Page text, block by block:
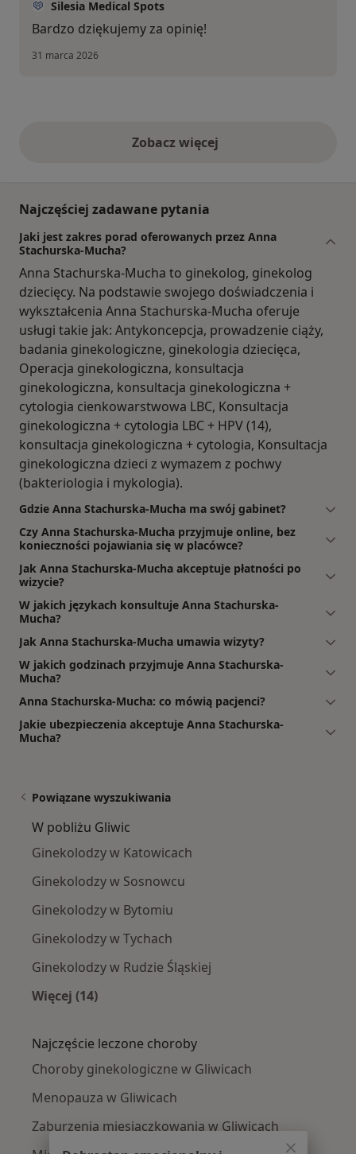
Silesia Medical Spots
Bardzo dziękujemy za opinię!
31 marca 2026
Zobacz więcejopinie powyżej
Najczęściej zadawane pytania
Jaki jest zakres porad oferowanych przez Anna
Stachurska-Mucha?
Anna Stachurska-Mucha to ginekolog, ginekolog
dziecięcy. Na podstawie swojego doświadczenia i
wykształcenia Anna Stachurska-Mucha oferuje
usługi takie jak: Antykoncepcja, prowadzenie ciąży,
badania ginekologiczne, ginekologia dziecięca,
Operacja ginekologiczna, konsultacja
ginekologiczna, konsultacja ginekologiczna +
cytologia cienkowarstwowa LBC, Konsultacja
ginekologiczna + cytologia LBC + HPV (14),
konsultacja ginekologiczna + cytologia, Konsultacja
ginekologiczna dzieci z wymazem z pochwy
(bakteriologia i mykologia).
Gdzie Anna Stachurska-Mucha ma swój gabinet?
Czy Anna Stachurska-Mucha przyjmuje online, bez
konieczności pojawiania się w placówce?
Jak Anna Stachurska-Mucha akceptuje płatności po
wizycie?
W jakich językach konsultuje Anna Stachurska-
Mucha?
Jak Anna Stachurska-Mucha umawia wizyty?
W jakich godzinach przyjmuje Anna Stachurska-
Mucha?
Anna Stachurska-Mucha: co mówią pacjenci?
Jakie ubezpieczenia akceptuje Anna Stachurska-
Mucha?
Powiązane wyszukiwania
W pobliżu Gliwic
Ginekolodzy w Katowicach
Ginekolodzy w Sosnowcu
Ginekolodzy w Bytomiu
Ginekolodzy w Tychach
Ginekolodzy w Rudzie Śląskiej
Więcej (14)
Najczęście leczone choroby
Choroby ginekologiczne w Gliwicach
Menopauza w Gliwicach
Zaburzenia miesiączkowania w Gliwicach